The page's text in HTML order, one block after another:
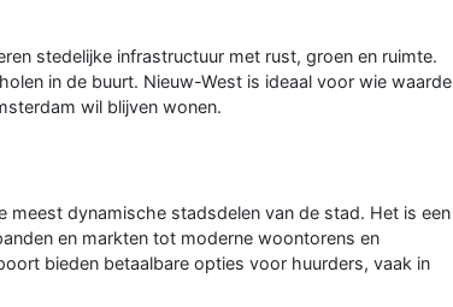
stedelijke infrastructuur met rust, groen en ruimte.
in de buurt. Nieuw-West is ideaal voor wie waarde
wil blijven wonen.
dynamische stadsdelen van de stad. Het is een
en markten tot moderne woontorens en
bieden betaalbare opties voor huurders, vaak in